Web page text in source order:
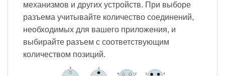
механизмов и других устройств. При выборе
разъема учитывайте количество соединений,
необходимых для вашего приложения, и
выбирайте разъем с соответствующим
количеством позиций.